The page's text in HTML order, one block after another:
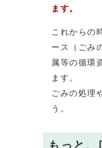
ます。
これからの
ース（ごみ
属等の循環
ます。
ごみの処理
う。
もっと、